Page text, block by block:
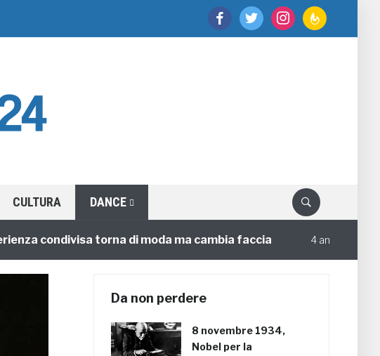
facebooktwitter instagramfeedburner
CULTURA DANCE
condivisa torna di moda ma cambia faccia 4 annifa Circoloco
Da non perdere
8 novembre 1934,
Nobel per la